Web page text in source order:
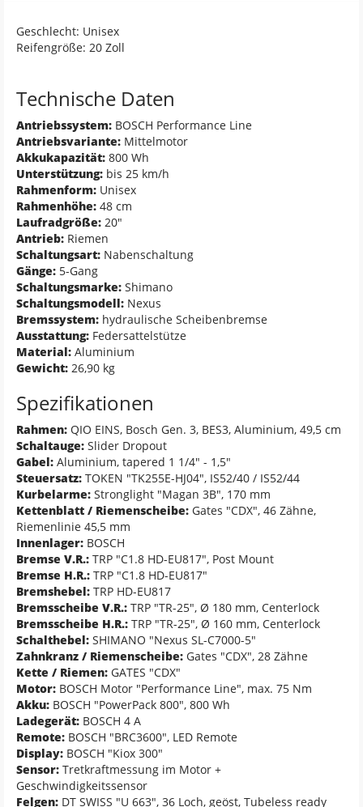
Geschlecht: Unisex
Reifengröße: 20 Zoll
Technische Daten
Antriebssystem: BOSCH Performance Line
Antriebsvariante: Mittelmotor
Akkukapazität: 800 Wh
Unterstützung: bis 25 km/h
Rahmenform: Unisex
Rahmenhöhe: 48 cm
Laufradgröße: 20"
Antrieb: Riemen
Schaltungsart: Nabenschaltung
Gänge: 5-Gang
Schaltungsmarke: Shimano
Schaltungsmodell: Nexus
Bremssystem: hydraulische Scheibenbremse
Ausstattung: Federsattelstütze
Material: Aluminium
Gewicht: 26,90 kg
Spezifikationen
Rahmen: QIO EINS, Bosch Gen. 3, BES3, Aluminium, 49,5 cm
Schaltauge: Slider Dropout
Gabel: Aluminium, tapered 1 1/4" - 1,5"
Steuersatz: TOKEN "TK255E-HJ04", IS52/40 / IS52/44
Kurbelarme: Stronglight "Magan 3B", 170 mm
Kettenblatt / Riemenscheibe: Gates "CDX", 46 Zähne,
Riemenlinie 45,5 mm
Innenlager: BOSCH
Bremse V.R.: TRP "C1.8 HD-EU817", Post Mount
Bremse H.R.: TRP "C1.8 HD-EU817"
Bremshebel: TRP HD-EU817
Bremsscheibe V.R.: TRP "TR-25", Ø 180 mm, Centerlock
Bremsscheibe H.R.: TRP "TR-25", Ø 160 mm, Centerlock
Schalthebel: SHIMANO "Nexus SL-C7000-5"
Zahnkranz / Riemenscheibe: Gates "CDX", 28 Zähne
Kette / Riemen: GATES "CDX"
Motor: BOSCH Motor "Performance Line", max. 75 Nm
Akku: BOSCH "PowerPack 800", 800 Wh
Ladegerät: BOSCH 4 A
Remote: BOSCH "BRC3600", LED Remote
Display: BOSCH "Kiox 300"
Sensor: Tretkraftmessung im Motor +
Geschwindigkeitssensor
Felgen: DT SWISS "U 663", 36 Loch, geöst, Tubeless ready